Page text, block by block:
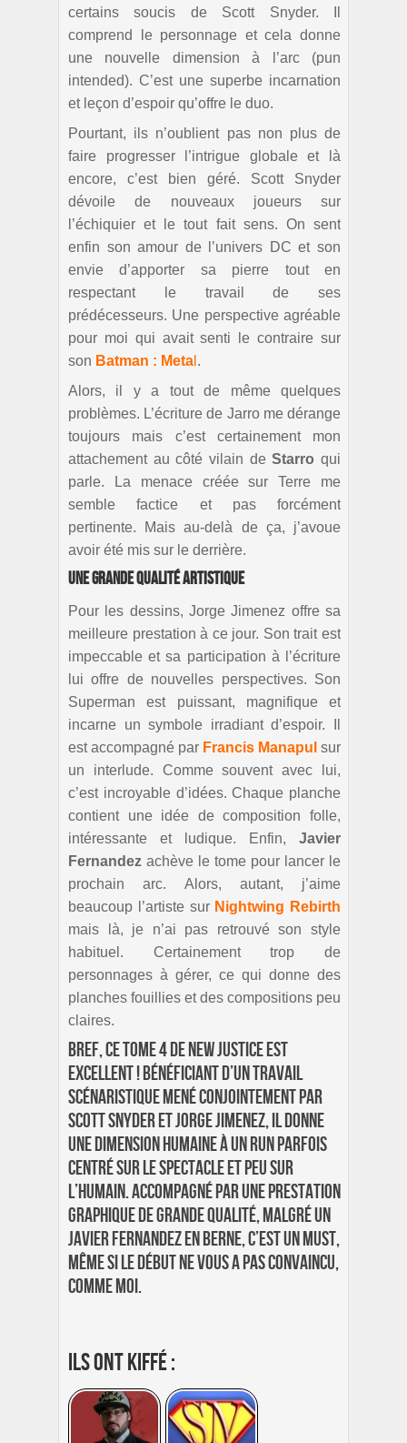
certains soucis de Scott Snyder. Il
comprend le personnage et cela donne
une nouvelle dimension à l’arc (pun
intended). C’est une superbe incarnation
et leçon d’espoir qu’offre le duo.
Pourtant, ils n’oublient pas non plus de
faire progresser l’intrigue globale et là
encore, c’est bien géré. Scott Snyder
dévoile de nouveaux joueurs sur
l’échiquier et le tout fait sens. On sent
enfin son amour de l’univers DC et son
envie d’apporter sa pierre tout en
respectant le travail de ses
prédécesseurs. Une perspective agréable
pour moi qui avait senti le contraire sur
son Batman : Meta .
Alors, il y a tout de même quelques
problèmes. L’écriture de Jarro me dérange
toujours mais c’est certainement mon
attachement au côté vilain deStarro qui
parle. La menace créée sur Terre me
semble factice et pas forcément
pertinente. Mais au-delà de ça, j’avoue
avoir été mis sur le derrière.
Une grande qualité artistique
Pour les dessins, Jorge Jimenez offre sa
meilleure prestation à ce jour. Son trait est
impeccable et sa participation à l’écriture
lui offre de nouvelles perspectives. Son
Superman est puissant, magnifique et
incarne un symbole irradiant d’espoir. Il
est accompagné par Francis Manapul sur
un interlude. Comme souvent avec lui,
c’est incroyable d’idées. Chaque planche
contient une idée de composition folle,
intéressante et ludique. Enfin, Javier
Fernandez achève le tome pour lancer le
prochain arc. Alors, autant, j’aime
beaucoup l’artiste sur Nightwing Rebirth
mais là, je n’ai pas retrouvé son style
habituel. Certainement trop de
personnages à gérer, ce qui donne des
planches fouillies et des compositions peu
claires.
Bref, ce tome 4 de New Justice est
excellent ! Bénéficiant d’un travail
scénaristique mené conjointement par
Scott Snyder et Jorge Jimenez, il donne
une dimension humaine à un run parfois
centré sur le spectacle et peu sur
l’humain. Accompagné par une prestation
graphique de grande qualité, malgré un
Javier Fernandez en berne, c’est un must,
même si le début ne vous a pas convaincu,
comme moi.
Ils ont kiffé :